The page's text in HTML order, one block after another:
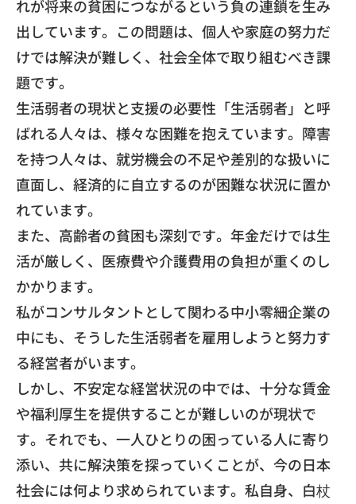
れが将来の貧困につながるという負の連鎖を生み
出しています。この問題は、個人や家庭の努力だ
けでは解決が難しく、社会全体で取り組むべき課
題です。
生活弱者の現状と支援の必要性「生活弱者」と呼
ばれる人々は、様々な困難を抱えています。障害
を持つ人々は、就労機会の不足や差別的な扱いに
直面し、経済的に自立するのが困難な状況に置か
れています。
また、高齢者の貧困も深刻です。年金だけでは生
活が厳しく、医療費や介護費用の負担が重くのし
かかります。
私がコンサルタントとして関わる中小零細企業の
中にも、そうした生活弱者を雇用しようと努力す
る経営者がいます。
しかし、不安定な経営状況の中では、十分な賃金
や福利厚生を提供することが難しいのが現状で
す。それでも、一人ひとりの困っている人に寄り
添い、共に解決策を探っていくことが、今の日本
社会には何より求められています。私自身、白杖